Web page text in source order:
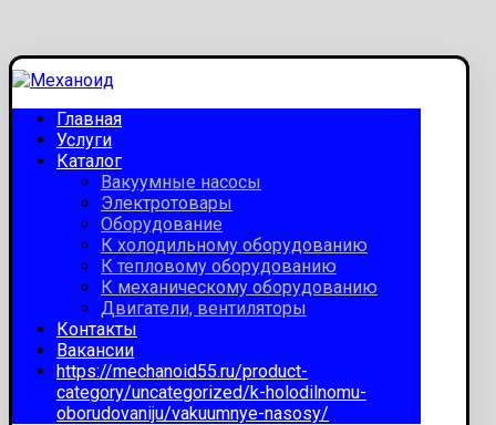
Главная
Услуги
Каталог
Вакуумные насосы
Электротовары
Оборудование
К холодильному оборудованию
К тепловому оборудованию
К механическому оборудованию
Двигатели, вентиляторы
Контакты
Вакансии
https://mechanoid55.ru/product-
category/uncategorized/k-holodilnomu-
oborudovaniju/vakuumnye-nasosy/